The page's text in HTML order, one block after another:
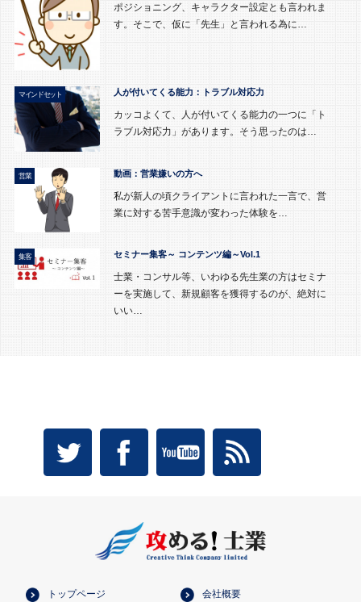
ポジショニング、キャラクター設定とも言われま
す。そこで、仮に「先生」と言われる為に…
マインドセット 人が付いてくる能力：トラブル対応力
カッコよくて、人が付いてくる能力の一つに「ト
ラブル対応力」があります。そう思ったのは…
営業 動画：営業嫌いの方へ
私が新人の頃クライアントに言われた一言で、営
業に対する苦手意識が変わった体験を…
集客 セミナー集客～ コンテンツ編～Vol.1
士業・コンサル等、いわゆる先生業の方はセミナ
ーを実施して、新規顧客を獲得するのが、絶対に
いい…
トップページ 会社概要